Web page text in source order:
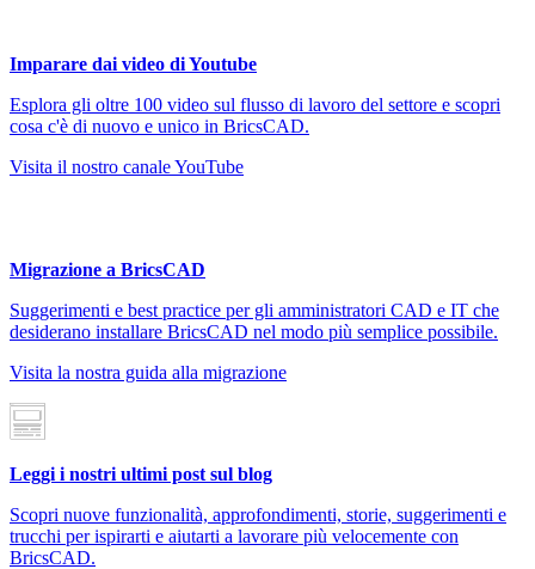
Imparare dai video di Youtube
Esplora gli oltre 100 video sul flusso di lavoro del settore e scopri
cosa c'è di nuovo e unico in BricsCAD.
Visita il nostro canale YouTube
Migrazione a BricsCAD
Suggerimenti e best practice per gli amministratori CAD e IT che
desiderano installare BricsCAD nel modo più semplice possibile.
Visita la nostra guida alla migrazione
Leggi i nostri ultimi post sul blog
Scopri nuove funzionalità, approfondimenti, storie, suggerimenti e
trucchi per ispirarti e aiutarti a lavorare più velocemente con
BricsCAD.